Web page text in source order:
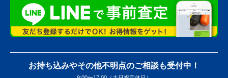
お持ち込みやその他不明点のご相談も受付中！